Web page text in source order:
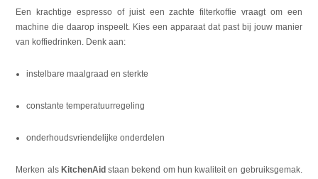
Een krachtige espresso of juist een zachte filterkoffie vraagt om een
machine die daarop inspeelt. Kies een apparaat dat past bij jouw manier
van koffiedrinken. Denk aan:
instelbare maalgraad en sterkte
constante temperatuurregeling
onderhoudsvriendelijke onderdelen
Merken als KitchenAid staan bekend om hun kwaliteit en gebruiksgemak.